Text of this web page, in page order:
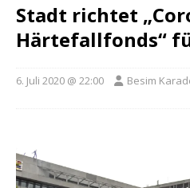
Stadt richtet
Härtefallfonds“
6. Juli 2020 @ 22:00 Besim